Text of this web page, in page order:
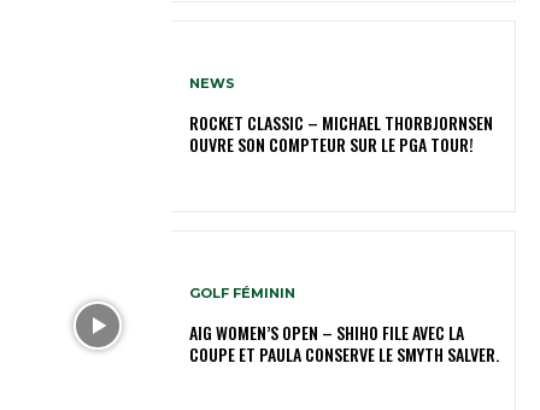
NEWS
ROCKET CLASSIC – MICHAEL THORBJORNSEN
OUVRE SON COMPTEUR SUR LE PGA TOUR!
GOLF FÉMININ
AIG WOMEN’S OPEN – SHIHO FILE AVEC LA
COUPE ET PAULA CONSERVE LE SMYTH SALVER.